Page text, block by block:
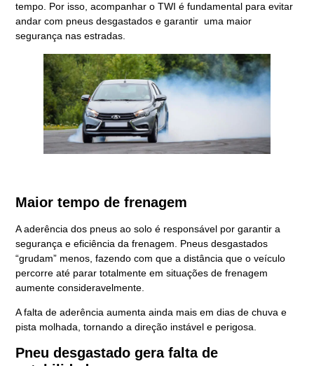
tempo. Por isso, acompanhar o TWI é fundamental para evitar
andar com pneus desgastados e garantir uma maior
segurança nas estradas.
Maior tempo de frenagem
A aderência dos pneus ao solo é responsável por garantir a
segurança e eficiência da frenagem. Pneus desgastados
“grudam” menos, fazendo com que a distância que o veículo
percorre até parar totalmente em situações de frenagem
aumente consideravelmente.
A falta de aderência aumenta ainda mais em dias de chuva e
pista molhada, tornando a direção instável e perigosa.
Pneu desgastado gera falta de